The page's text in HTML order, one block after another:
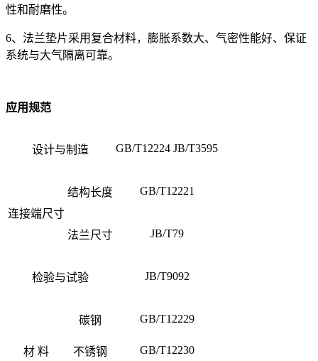
性和耐磨性。
6、法兰垫片采用复合材料，膨胀系数大、气密性能好、保证
系统与大气隔离可靠。
应用规范
设计与制造 GB/T12224 JB/T3595
连接端尺寸
结构长度 GB/T12221
法兰尺寸 JB/T79
检验与试验 JB/T9092
材 料
碳钢 GB/T12229
不锈钢 GB/T12230